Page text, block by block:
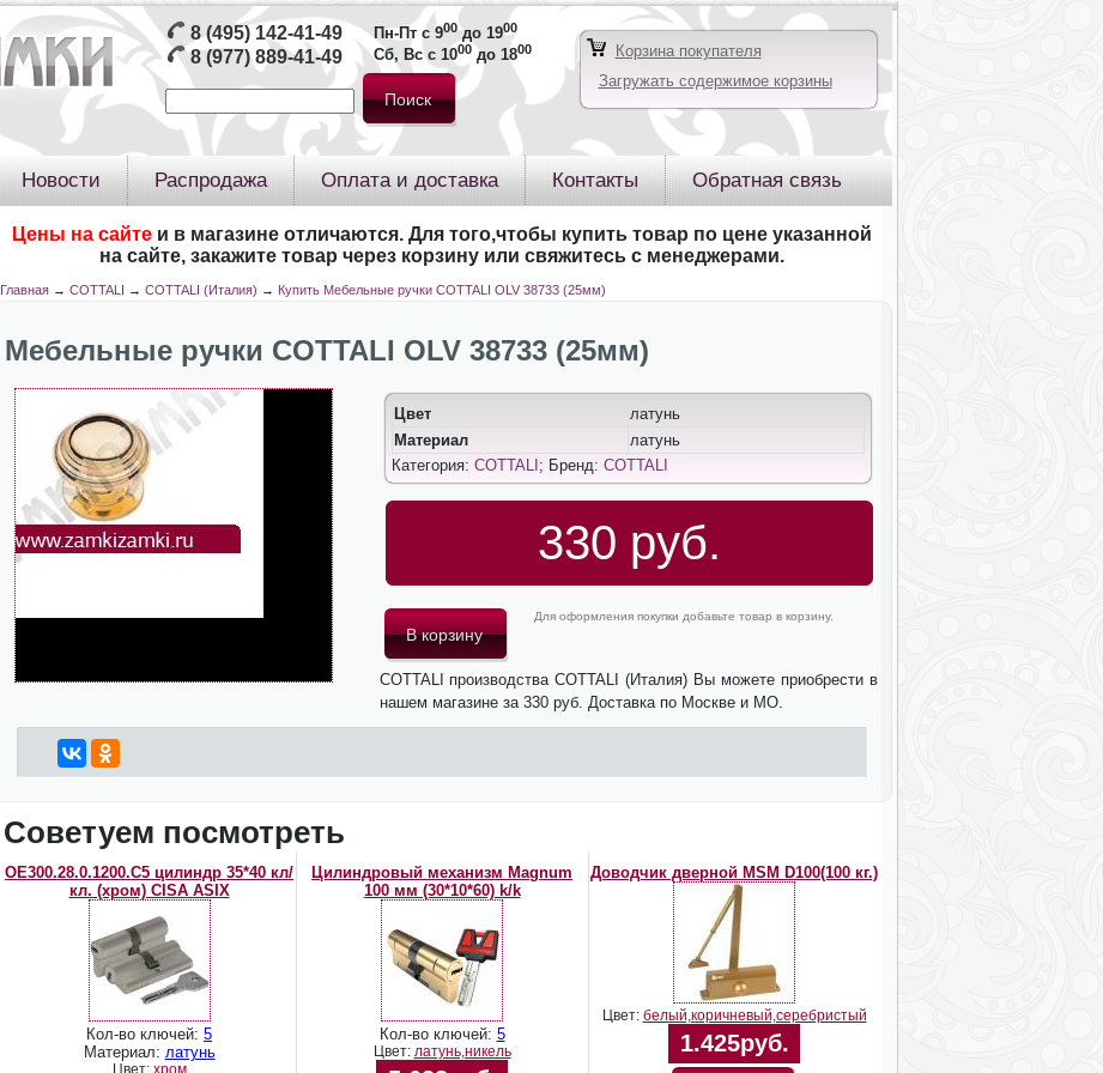
8 (495) 142-41-49
8 (977) 889-41-49
Пн-Пт с 900до 1900
Сб, Вс с 1000до 1800
Корзина покупателя
Загружать содержимое корзины
Новости Распродажа Оплата и доставка Контакты Обратная связь
Цены на сайте и в магазине отличаются. Для того,чтобы купить товар по цене указанной
на сайте, закажите товар через корзину или свяжитесь с менеджерами.
Главная →COTTALI →COTTALI (Италия) → Купить Мебельные ручки COTTALI OLV 38733 (25мм)
Мебельные ручки COTTALI OLV 38733 (25мм)
Цвет
латунь
Материал
латунь
Категория: COTTALI ; Бренд: COTTALI
330 руб.
Для оформления покупки добавьте товар в корзину.
COTTALI производства COTTALI (Италия) Вы можете приобрести в
нашем магазине за 330 руб. Доставка по Москве и МО.
Советуем посмотреть
OЕ300.28.0.1200.C5 цилиндр 35*40 кл/
кл. (хром) CISA ASIX
Кол-во ключей: 5
Материал: латунь
Цвет: хром
Цилиндровый механизм Magnum
100 мм (30*10*60) k/k
Кол-во ключей: 5
Цвет: латунь,никель
Доводчик дверной MSM D100(100 кг.)
Цвет: белый,коричневый,серебристый
1.425руб.